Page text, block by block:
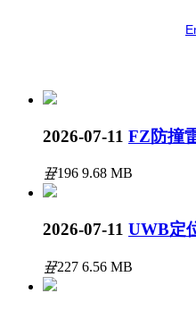
2026-07-11 FZ防撞
끂196 9.68 MB
2026-07-11 UWB定
끂227 6.56 MB